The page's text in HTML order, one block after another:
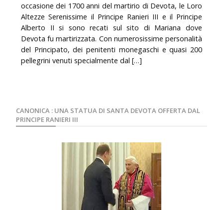
occasione dei 1700 anni del martirio di Devota, le Loro
Altezze Serenissime il Principe Ranieri III e il Principe
Alberto II si sono recati sul sito di Mariana dove
Devota fu martirizzata. Con numerosissime personalità
del Principato, dei penitenti monegaschi e quasi 200
pellegrini venuti specialmente dal […]
CANONICA : UNA STATUA DI SANTA DEVOTA OFFERTA DAL
PRINCIPE RANIERI III